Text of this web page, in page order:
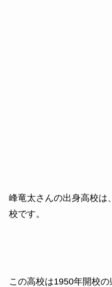
峰竜太さんの出身高校は
校です。
この高校は1950年開校の